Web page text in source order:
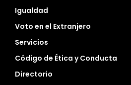
Igualdad
Voto en el Extranjero
Servicios
Código de Ética y Conducta
Directorio